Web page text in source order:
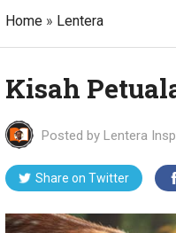
Home » Lentera
Kisah
Posted by Lentera
Share on Twitter